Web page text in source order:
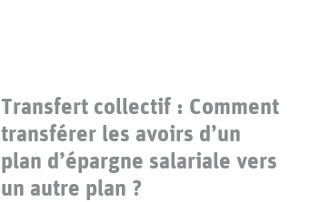
Transfert collectif : Comment
transférer les avoirs d’un
plan d’épargne salariale vers
un autre plan ?